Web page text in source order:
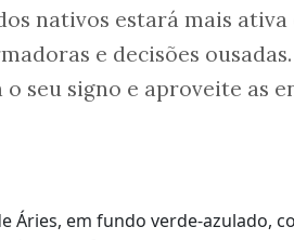
nativos estará mais
e decisões
seu signo e aproveite as